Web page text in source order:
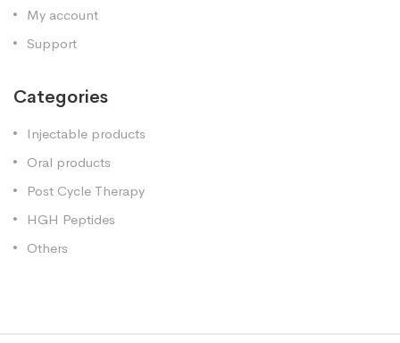
My account
Support
Categories
Injectable products
Oral products
Post Cycle Therapy
HGH Peptides
Others